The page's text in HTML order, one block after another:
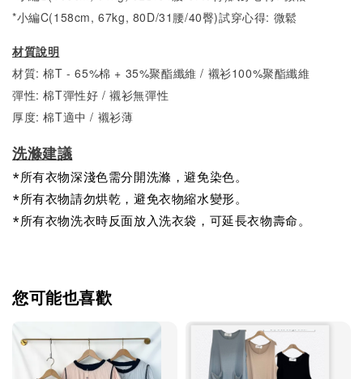
*小編C(158cm, 67kg, 80D/31腰/40臀)試穿心得: 微鬆
材質說明
材質: 棉T - 65%棉 + 35%聚酯纖維 / 襯衫100%聚酯纖維
彈性: 棉T彈性好 / 襯衫無彈性
厚度:棉T適中 / 襯衫薄
洗滌建議
*所有衣物深淺色需分開洗滌，避免染色。
*所有衣物請勿烘乾，避免衣物縮水變形。
*所有衣物洗衣時反面放入洗衣袋，可延長衣物壽命。
您可能也喜歡